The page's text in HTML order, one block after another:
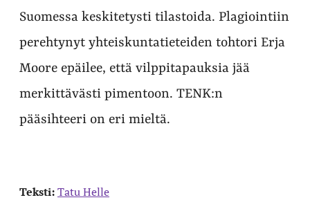
Suomessa keskitetysti tilastoida. Plagiointiin
perehtynyt yhteiskuntatieteiden tohtori Erja
Moore epäilee, että vilppitapauksia jää
merkittävästi pimentoon. TENK:n
pääsihteeri on eri mieltä.
Teksti:Tatu Helle